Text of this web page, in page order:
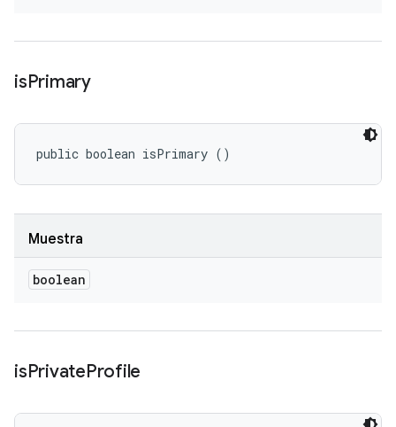
isPrimary
public boolean isPrimary ()
Muestra
boolean
isPrivateProfile